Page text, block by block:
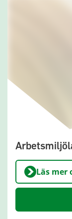
Läs mer